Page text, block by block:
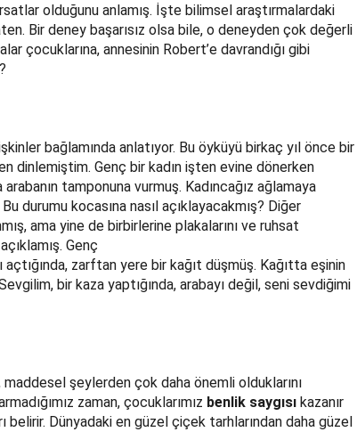
olduğunu anlamış. İşte bilimsel araştırmalardaki
Bir deney başarısız olsa bile, o deneyden çok değerli
çocuklarına, annesinin Robert’e davrandığı gibi
bağlamında anlatıyor. Bu öyküyü birkaç yıl önce bir
dinlemiştim. Genç bir kadın işten evine dönerken
tamponuna vurmuş. Kadıncağız ağlamaya
durumu kocasına nasıl açıklayacakmış? Diğer
ama yine de birbirlerine plakalarını ve ruhsat
Genç
açtığında, zarftan yere bir kağıt düşmüş. Kağıtta eşinin
bir kaza yaptığında, arabayı değil, seni sevdiğimi
maddesel şeylerden çok daha önemli olduklarını
zaman, çocuklarımız benlik saygısıkazanır
Dünyadaki en güzel çiçek tarhlarından daha güzel